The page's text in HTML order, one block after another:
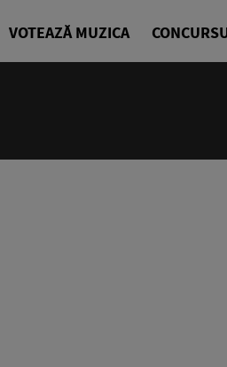
VOTEAZĂ MUZICA